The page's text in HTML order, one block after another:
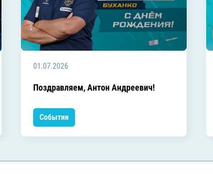
01.07.2026
Поздравляем, Антон Андреевич!
События